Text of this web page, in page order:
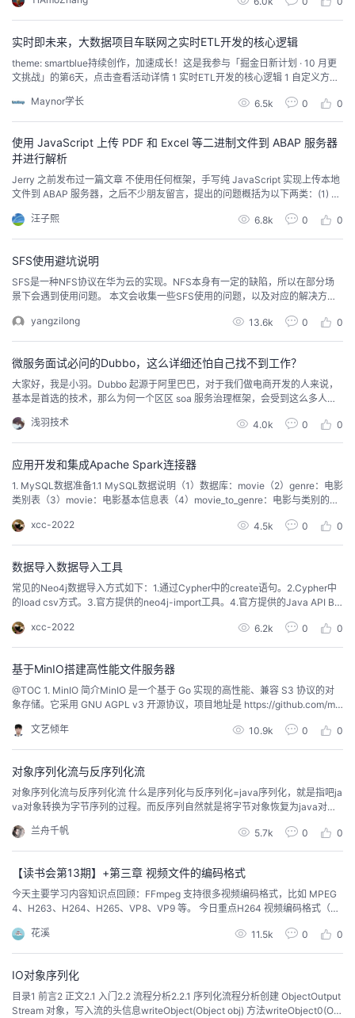
而保证用户在跨设备使用数据时所用数据的一致性。 在正式讲解HarmonyOS
中的分布式文件服务之前,先简单介绍一下相关概念。
实时即未来，大数据项目车联网之实时ETL开发的核心逻辑
theme: smartblue持续创作，加速成长！这是我参与「掘金日新计划 · 10 月更
文挑战」的第6天，点击查看活动详情 1 实时ETL开发的核心逻辑 1 自定义方法
把数据转换对象，便于后续逻辑操作。自定义解析json数据为对象：//TODO
7）将json字符串解析成对象SingleOutputStr...
Maynor学长 6.5k 0 0
使用 JavaScript 上传 PDF 和 Excel 等二进制文件到 ABAP 服务器
并进行解析
Jerry 之前发布过一篇文章 不使用任何框架，手写纯 JavaScript 实现上传本地
文件到 ABAP 服务器，之后不少朋友留言，提出的问题概括为以下两类：(1) 客
取字符串解析这种比较繁琐的方式处理外，还有其他方法吗？(2) 能否上传二进
制文件比如 Excel 到 ABAP 并进行解...
汪子熙 6.8k 0 0
SFS使用避坑说明
SFS是一种NFS协议在华为云的实现。NFS本身有一定的缺陷，所以在部分场
景下会遇到使用问题。 本文会收集一些SFS使用的问题，以及对应的解决方
yangzilong
13.6k 0 0
微服务面试必问的Dubbo，这么详细还怕自己找不到工作？
​大家好，我是小羽。Dubbo 起源于阿里巴巴，对于我们做电商开发的人来说，
基本是首选的技术，那么为何一个区区 soa 服务治理框架，会受到这么多人的
吧。前言互联网的不断发展，网站应用的规模不断扩大，常规的垂直应用架构
已无法应对。服务化的进一步发展，服务越来越多，服务之间的调用和依赖关
浅羽技术 4.0k 0 0
应用开发和集成Apache Spark连接器
1. MySQL数据准备1.1 MySQL数据说明（1）数据库：movie（2）genre：电影
类别表（3）movie：电影基本信息表（4）movie_to_genre：电影与类别的对
movie：演员与电影对应的关系【演员id == 电影id】1.2 MySQL数据脚本语句
数据sql脚本下面提供了...
xcc-2022 4.5k 0 0
数据导入数据导入工具
常见的Neo4j数据导入方式如下：1.通过Cypher中的create语句。2.Cypher中
的load csv方式。3.官方提供的neo4j-import工具。4.官方提供的Java API Bat
nship。其各自使用对比如下图(网上)：现就LOAD C...
xcc-2022 6.2k 0 0
基于MinIO搭建高性能文件服务器
@TOC 1. MinIO 简介MinIO 是一个基于 Go 实现的高性能、兼容 S3 协议的对
象存储。它采用 GNU AGPL v3 开源协议，项目地址是 https://github.com/min
图片、音频、视频等常见文件，备份数据、容器、虚拟机镜像等等，小到 1 K
B，大到 5 TB 都可以...
文艺倾年 10.9k 0 0
对象序列化流与反序列化流
对象序列化流与反序列化流 什么是序列化与反序列化=java序列化，就是指吧ja
va对象转换为字节序列的过程。而反序列自然就是将字节对象恢复为java对
上传输，或者是进行保存为本地文件都是非常方便的。反序列很明显就是进行
对象的重构。其实你可以和通信联系在一起。==网络上的文本，图片，视频，
兰舟千帆 5.7k 0 0
【读书会第13期】+第三章 视频文件的编码格式
今天主要学习内容知识点回顾：FFmpeg 支持很多视频编码格式，比如 MPEG
4、H263、H264、H265、VP8、VP9 等。 今日重点H264 视频编码格式（H2
4 帧参考关系）视频压缩中，每帧代表一幅静止的图像。而在实际压缩时，会
采取各种算法减少数据的容量，其中IPB（I>P>B ）就是最常见...
花溪 11.5k 0 0
IO对象序列化
目录1 前言2 正文2.1 入门2.2 流程分析2.2.1 序列化流程分析创建 ObjectOutput
Stream 对象，写入流的头信息writeObject(Object obj) 方法writeObject0(Obj